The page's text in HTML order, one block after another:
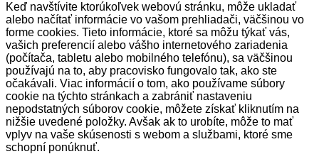
Keď navštívite ktorúkoľvek webovú stránku, môže ukladať
alebo načítať informácie vo vašom prehliadači, väčšinou vo
forme cookies. Tieto informácie, ktoré sa môžu týkať vás,
vašich preferencií alebo vášho internetového zariadenia
(počítača, tabletu alebo mobilného telefónu), sa väčšinou
používajú na to, aby pracovisko fungovalo tak, ako ste
očakávali. Viac informácií o tom, ako používame súbory
cookie na týchto stránkach a zabrániť nastaveniu
nepodstatných súborov cookie, môžete získať kliknutím na
nižšie uvedené položky. Avšak ak to urobíte, môže to mať
vplyv na vaše skúsenosti s webom a službami, ktoré sme
schopní ponúknuť.